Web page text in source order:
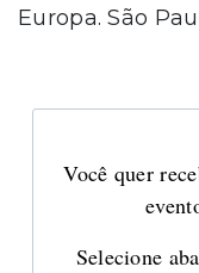
Europa. São
Você quer
Selecione